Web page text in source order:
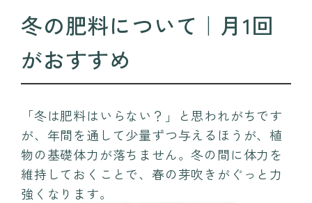
冬の肥料について｜月1回
がおすすめ
「冬は肥料はいらない？」と思われがちです
が、年間を通して少量ずつ与えるほうが、植
物の基礎体力が落ちません。冬の間に体力を
維持しておくことで、春の芽吹きがぐっと力
強くなります。